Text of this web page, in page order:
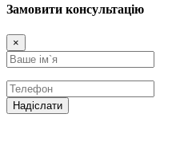
Замовити консультацію
×
Надіслати